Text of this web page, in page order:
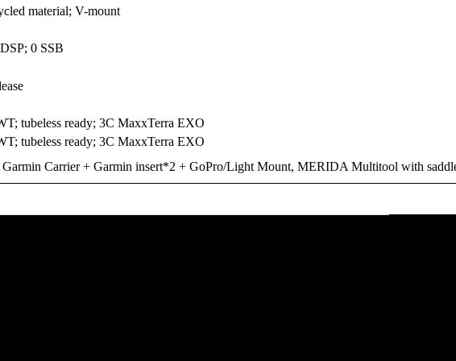
material; V-mount
0 SSB
tubeless ready; 3C MaxxTerra EXO
tubeless ready; 3C MaxxTerra EXO
Carrier + Garmin insert*2 + GoPro/Light Mount, MERIDA Multitool with